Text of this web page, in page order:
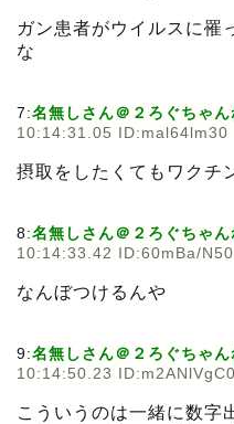
ガン患者がウイルスに罹
な
7:名無しさん＠２ろぐちゃん
10:14:31.05 ID:mal64lm30
摂取をしたくてもワクチ
8:名無しさん＠２ろぐちゃん
10:14:33.42 ID:60mBa/N50
なんぼつけるんや
9:名無しさん＠２ろぐちゃん
10:14:50.23 ID:m2ANlVgC0
こういうのは一緒に数字